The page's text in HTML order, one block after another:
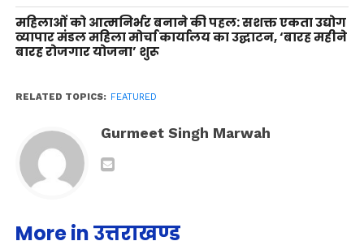
महिलाओं को आत्मनिर्भर बनाने की पहल: सशक्त एकता उद्योग
व्यापार मंडल महिला मोर्चा कार्यालय का उद्घाटन, ‘बारह महीने
बारह रोजगार योजना’ शुरू
RELATED TOPICS: FEATURED
Gurmeet Singh Marwah
More in उत्तराखण्ड